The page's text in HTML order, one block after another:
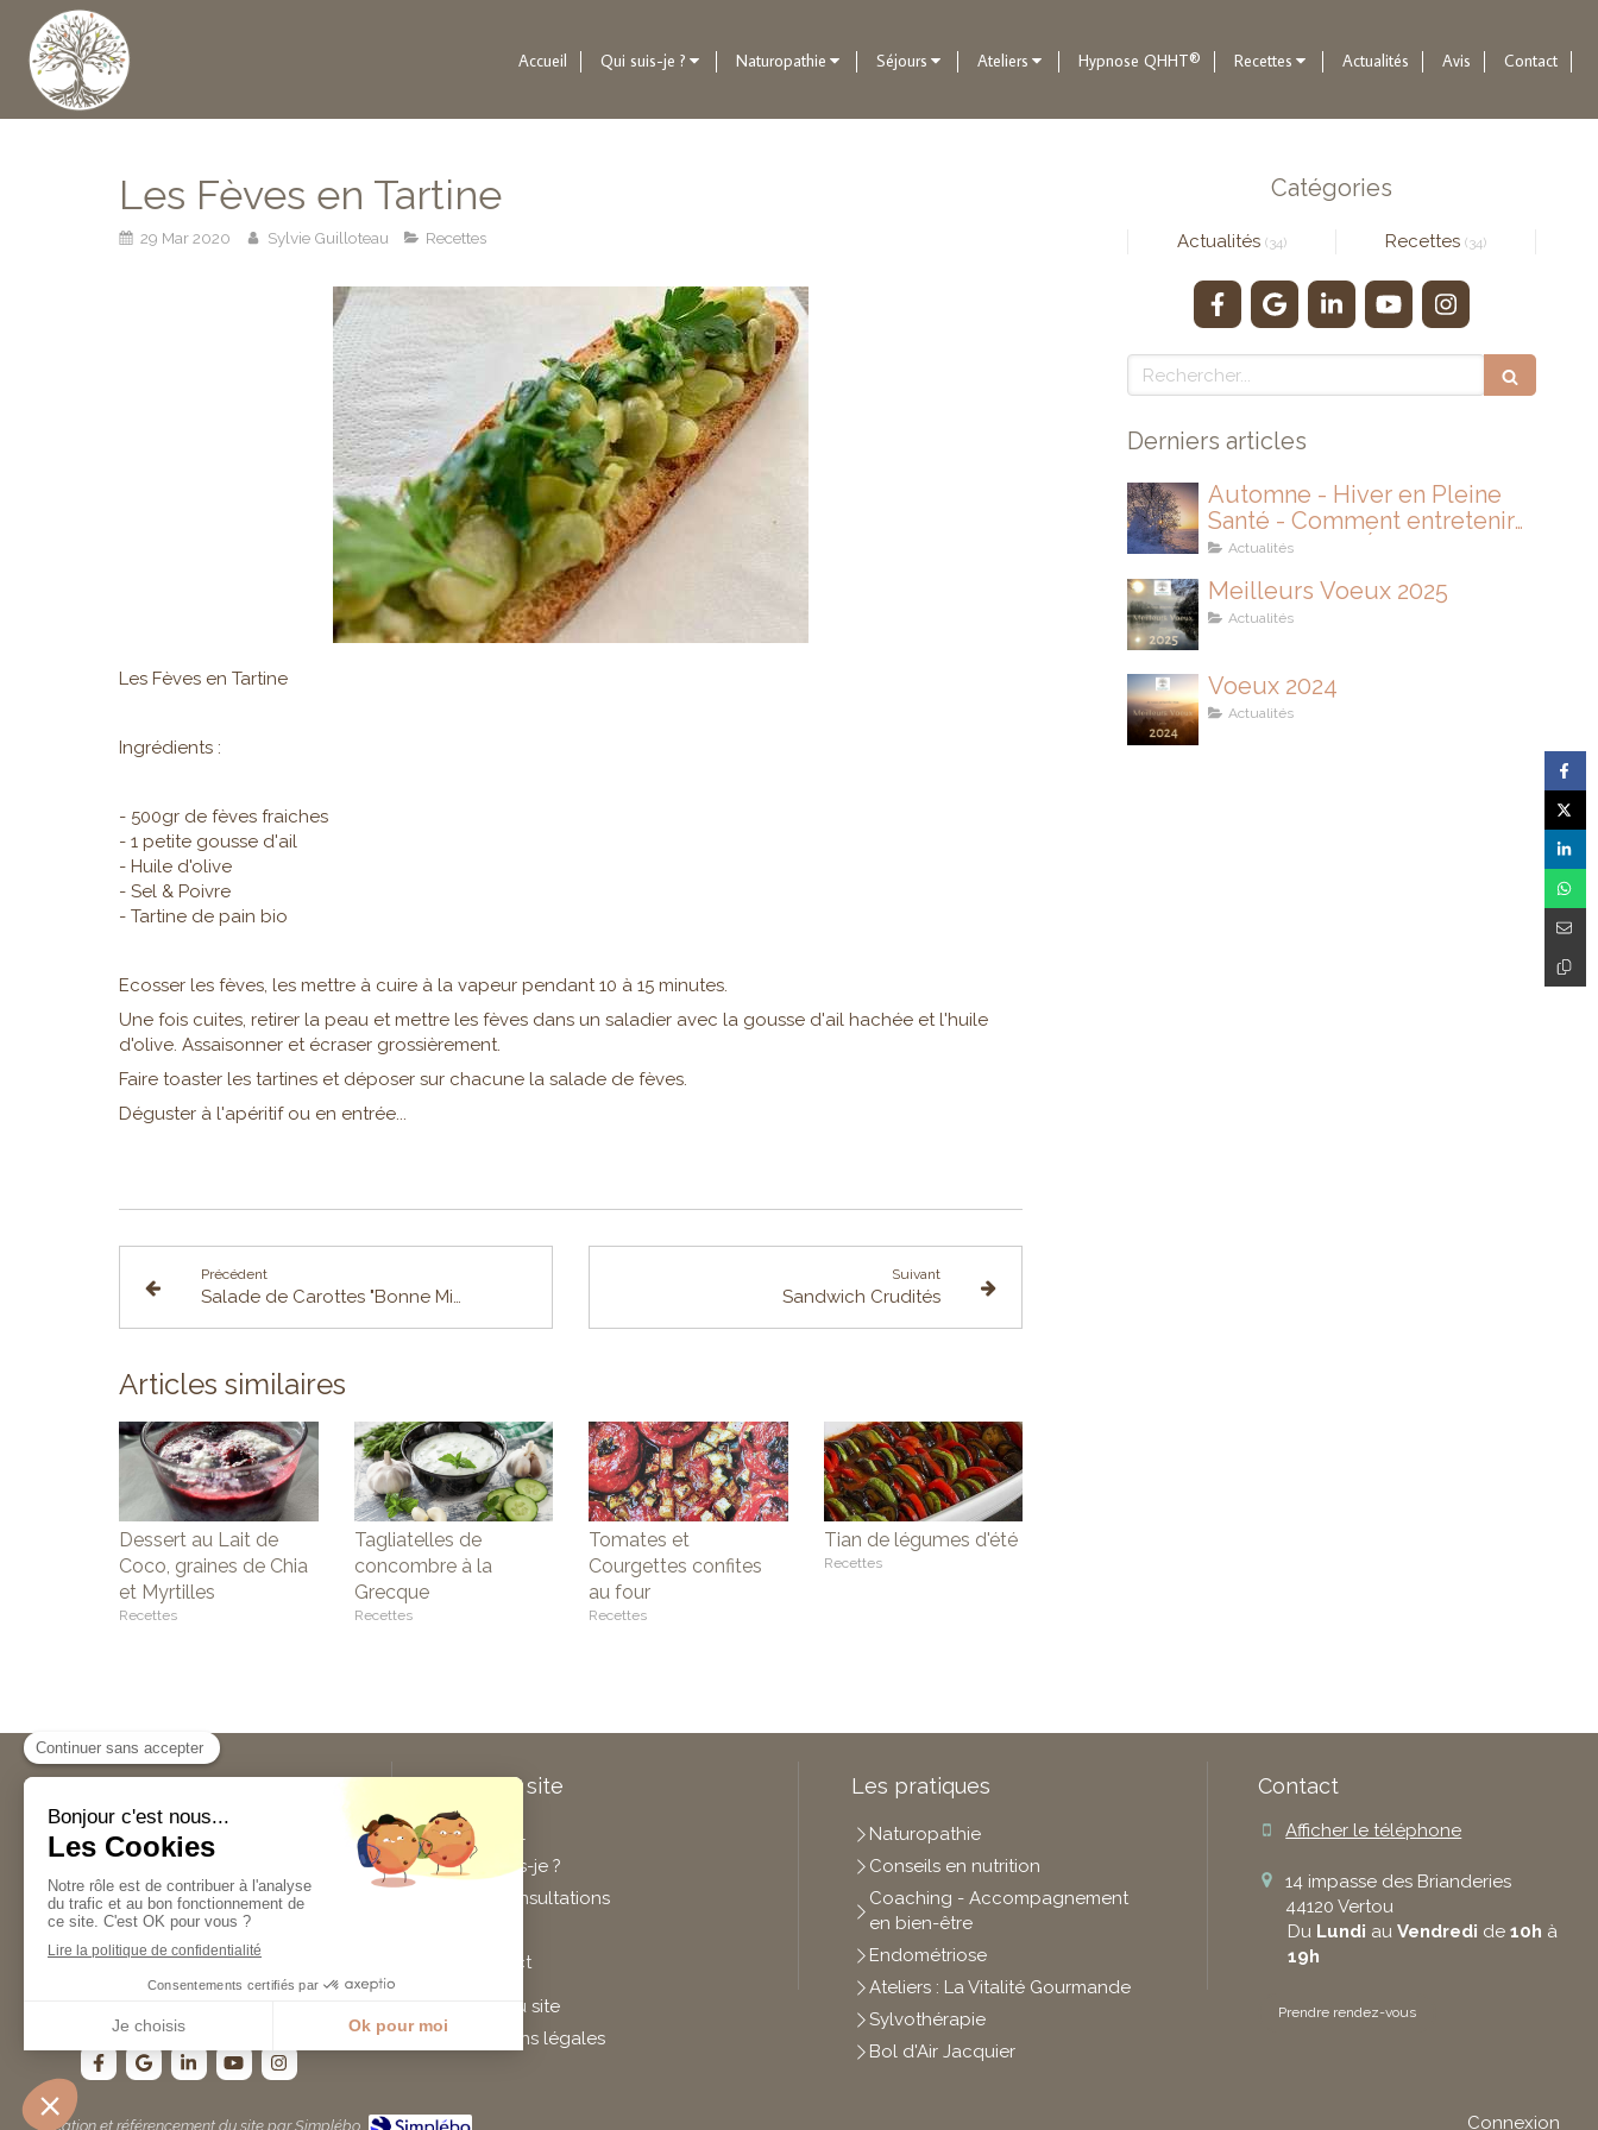
Accueil Qui suis-je ? Naturopathie Séjours Ateliers Hypnose QHHT® Recettes Actualités Avis Contact
Les Fèves en Tartine
29 Mar 2020 Sylvie Guilloteau Recettes
Les Fèves en Tartine
Ingrédients :
- 500gr de fèves fraiches
- 1 petite gousse d'ail
- Huile d'olive
- Sel & Poivre
- Tartine de pain bio
Ecosser les fèves, les mettre à cuire à la vapeur pendant 10 à 15 minutes.
Une fois cuites, retirer la peau et mettre les fèves dans un saladier avec la gousse d'ail hachée et l'huile
d'olive. Assaisonner et écraser grossièrement.
Faire toaster les tartines et déposer sur chacune la salade de fèves.
Déguster à l'apéritif ou en entrée...
Précédent
Salade de Carottes "Bonne Mine"
Suivant
Sandwich Crudités
Articles similaires
Dessert au Lait de
Coco, graines de Chia
et Myrtilles
Recettes
Tagliatelles de
concombre à la
Grecque
Recettes
Tomates et
Courgettes confites
au four
Recettes
Tian de légumes d'été
Recettes
Catégories
Actualités (34) Recettes (34)
Rechercher
Derniers articles
Automne - Hiver en Pleine
Santé - Comment entretenir
son IMMUNITÉ
Actualités
Meilleurs Voeux 2025
Actualités
Voeux 2024
Actualités
Sylvie Guilloteauest
naturopathe à Vertou et
Nantes.Naturopathie,
compléments alimentaires, fleurs
de Bach, nutrition et encore
gemmothérapie... n'hésitez pas à la
contacter pour tout renseignement
Plan du site
Accueil
Qui suis-je ?
Les consultations
Contact
Plan du site
Mentions légales
Les pratiques
Naturopathie
Conseils en nutrition
Coaching - Accompagnement
en bien-être
Endométriose
Ateliers : La Vitalité Gourmande
Sylvothérapie
Bol d'Air Jacquier
Contact
Afficher le téléphone
14 impasse des Brianderies
44120 Vertou
Du Lundi auVendredi de10h à
19h
Prendre rendez-vous
Création et référencement du site par Simplébo Connexion